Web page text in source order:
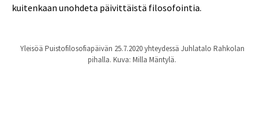
kuitenkaan unohdeta päivittäistä filosofointia.
Yleisöä Puistofilosofiapäivän 25.7.2020 yhteydessä Juhlatalo Rahkolan
pihalla. Kuva: Milla Mäntylä.